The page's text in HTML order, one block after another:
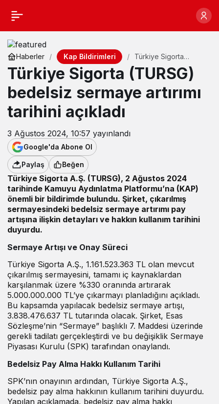
Haberler Kap Bildirimleri
Türkiye Sigorta
(TURSG) bedelsiz
sermaye artırımı
tarihini açıkladı
Türkiye Sigorta (TURSG)
bedelsiz sermaye artırımı
tarihini açıkladı
3 Ağustos 2024, 10:57 yayınlandı
Google'da Abone Ol
Paylaş Beğen
Türkiye Sigorta A.Ş. (TURSG), 2 Ağustos 2024
tarihinde Kamuyu Aydınlatma Platformu’na (KAP)
önemli bir bildirimde bulundu. Şirket, çıkarılmış
sermayesindeki bedelsiz sermaye artırımı pay
artışına ilişkin detayları ve hakkın kullanım tarihini
duyurdu.
Sermaye Artışı ve Onay Süreci
Türkiye Sigorta A.Ş., 1.161.523.363 TL olan mevcut
çıkarılmış sermayesini, tamamı iç kaynaklardan
karşılanmak üzere %330 oranında artırarak
5.000.000.000 TL’ye çıkarmayı planladığını açıkladı.
Bu kapsamda yapılacak bedelsiz sermaye artışı,
3.838.476.637 TL tutarında olacak. Şirket, Esas
Sözleşme’nin “Sermaye” başlıklı 7. Maddesi üzerinde
gerekli tadilatı gerçekleştirdi ve bu değişiklik Sermaye
Piyasası Kurulu (SPK) tarafından onaylandı.
Bedelsiz Pay Alma Hakkı Kullanım Tarihi
SPK’nın onayının ardından, Türkiye Sigorta A.Ş.,
bedelsiz pay alma hakkının kullanım tarihini duyurdu.
Yapılan açıklamada, bedelsiz pay alma hakkı